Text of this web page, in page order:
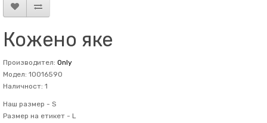
Кожено яке
Производител: Only
Модел: 10016590
Наличност: 1
Наш размер - S
Размер на етикет - L